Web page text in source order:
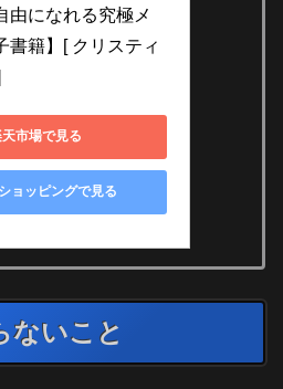
由になれる究極メ
書籍】[ クリスティ
市場で見る
ョッピングで見る
ないこと